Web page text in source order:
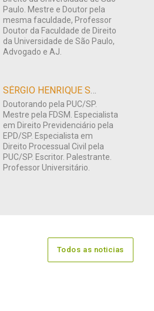
Paulo. Mestre e Doutor pela
mesma faculdade, Professor
Doutor da Faculdade de Direito
da Universidade de São Paulo,
Advogado e AJ.
SÉRGIO HENRIQUE SALVADOR
Doutorando pela PUC/SP.
Mestre pela FDSM. Especialista
em Direito Previdenciário pela
EPD/SP. Especialista em
Direito Processual Civil pela
PUC/SP. Escritor. Palestrante.
Professor Universitário.
Todos as noticias